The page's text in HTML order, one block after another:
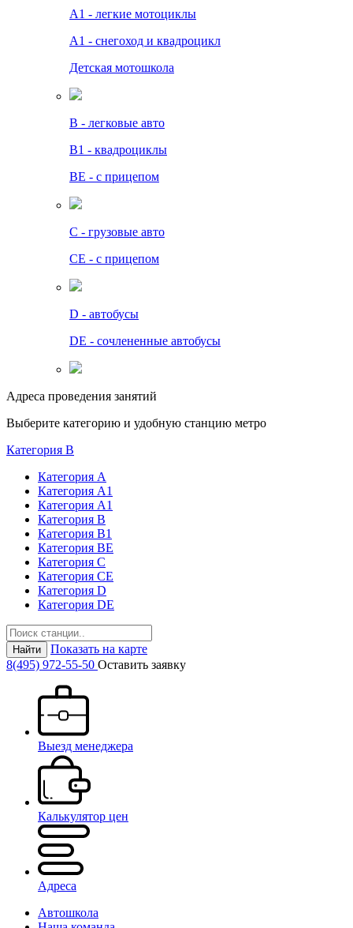
A1 - легкие мотоциклы
A1 - снегоход и квадроцикл
Детская мотошкола
B - легковые авто
В1 - квадроциклы
BE - с прицепом
C - грузовые авто
СЕ - с прицепом
D - автобусы
DE - сочлененные автобусы
Адреса проведения занятий
Выберите категорию и удобную станцию метро
Категория B
Категория А
Категория А1
Категория А1
Категория В
Категория В1
Категория BE
Категория С
Категория СЕ
Категория D
Категория DE
Найти
Показать на карте
8(495) 972-55-50 Оставить заявку
Выезд менеджера
Калькулятор цен
Адреса
Автошкола